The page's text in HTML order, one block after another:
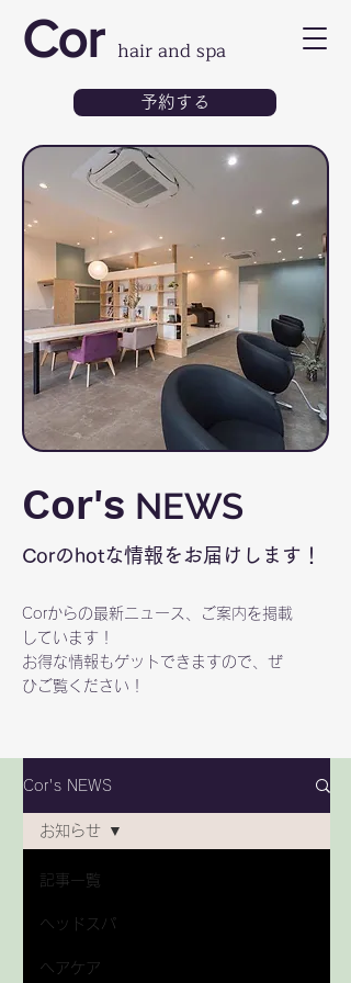
Cor hair and spa
予約する
Cor's NEWS
Corのhotな情報をお届けします！
Corからの最新ニュース、ご案内を掲載
しています！
お得な情報もゲットできますので、ぜ
ひご覧ください！
Cor's NEWS
記事一覧
ヘッドスパ
ヘアケア
お知らせ